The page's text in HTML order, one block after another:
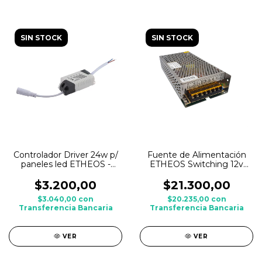
SIN STOCK
Controlador Driver 24w p/
paneles led ETHEOS -
$3.200,00
$3.040,00 con
Transferencia Bancaria
VER
SIN STOCK
Fuente de Alimentación
ETHEOS Switching 12v
$21.300,00
$20.235,00 con
Transferencia Bancaria
VER